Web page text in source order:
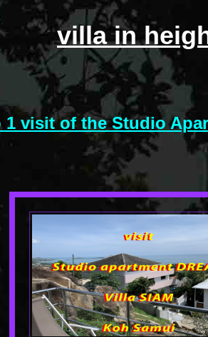
villa in
1 visit of the Studio